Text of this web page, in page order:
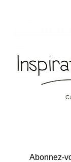
Abonnez-